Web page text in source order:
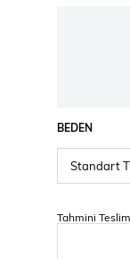
BEDEN
Tahmini